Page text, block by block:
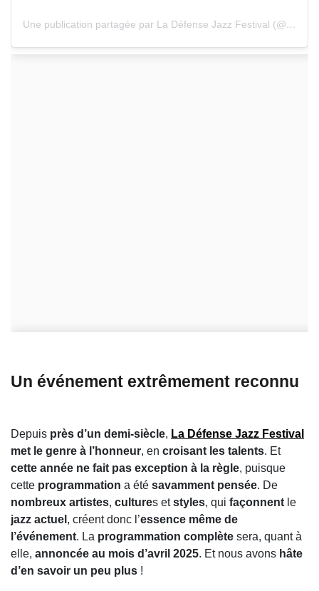
Une publication partagée par La Défense Jazz Festival (@ladefensejazz)
Un événement extrêmement reconnu
Depuis près d’un demi-siècle, La Défense Jazz Festival
met le genre à l’honneur, en croisant les talents. Et
cette année ne fait pas exception à la règle, puisque
cette programmation a été savamment pensée. De
nombreux artistes, cultures etstyles, qui façonnent le
jazz actuel , créent donc l’essence même de
l’événement. La programmation complète sera, quant à
elle, annoncée au mois d’avril 2025. Et nous avons hâte
d’en savoir un peu plus !